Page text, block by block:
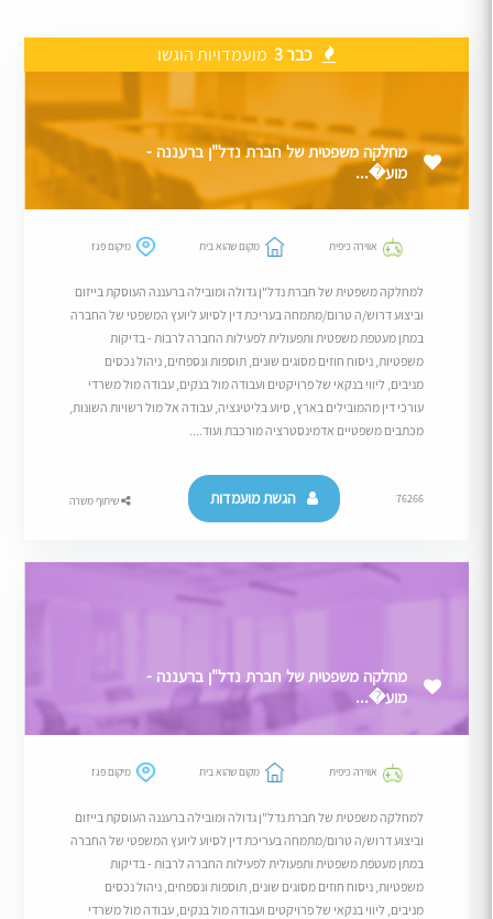
כבר 3 מועמדויות הוגשו
מחלקה משפטית של חברת נדל"ן ברעננה -
מוע�...
אווירה כיפית מקום שהוא בית מיקום פגז
למחלקה משפטית של חברת נדל"ן גדולה ומובילה ברעננה העוסקת בייזום
וביצוע דרוש/ה טרום/מתמחה בעריכת דין לסיוע ליועץ המשפטי של החברה
במתן מעטפת משפטית ותפעולית לפעילות החברה לרבות - בדיקות
משפטיות, ניסוח חוזים מסוגים שונים, תוספות ונספחים, ניהול נכסים
מניבים, ליווי בנקאי של פרויקטים ועבודה מול בנקים, עבודה מול משרדי
עורכי דין מהמובילים בארץ, סיוע בליטיגציה, עבודה אל מול רשויות השונות,
מכתבים משפטיים אדמינסטרציה מורכבת ועוד....
76266 הגשת מועמדות שיתוף משרה
מחלקה משפטית של חברת נדל"ן ברעננה -
מוע�...
אווירה כיפית מקום שהוא בית מיקום פגז
למחלקה משפטית של חברת נדל"ן גדולה ומובילה ברעננה העוסקת בייזום
וביצוע דרוש/ה טרום/מתמחה בעריכת דין לסיוע ליועץ המשפטי של החברה
במתן מעטפת משפטית ותפעולית לפעילות החברה לרבות - בדיקות
משפטיות, ניסוח חוזים מסוגים שונים, תוספות ונספחים, ניהול נכסים
מניבים, ליווי בנקאי של פרויקטים ועבודה מול בנקים, עבודה מול משרדי